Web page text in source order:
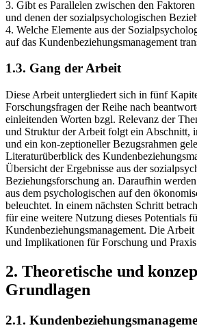
3. Gibt es Parallelen zwischen den
und denen der sozialpsychologischen
4. Welche Elemente aus der
auf das Kundenbeziehungsmanagement
1.3. Gang der Arbeit
Diese Arbeit untergliedert sich in fünf
Forschungsfragen der Reihe nach
einleitenden Worten bzgl. Relevanz der
und Struktur der Arbeit folgt ein Abschnitt,
und ein kon-zeptioneller Bezugsrahmen
Literaturüberblick des
Übersicht der Ergebnisse aus der
Beziehungsforschung an. Daraufhin
aus dem psychologischen auf den
beleuchtet. In einem nächsten Schritt
für eine weitere Nutzung dieses Potentials
Kundenbeziehungsmanagement. Die
und Implikationen für Forschung und
2. Theoretische und
Grundlagen
2.1.